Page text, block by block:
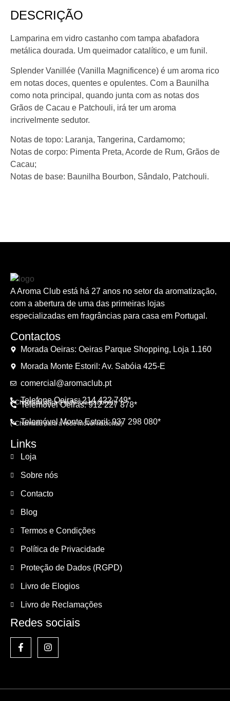
DESCRIÇÃO
Lamparina em vidro castanho com tampa abafadora
metálica dourada. Um queimador catalítico, e um funil.
Splender Vanillée (Vanilla Magnificence) é um aroma rico
em notas doces, quentes e opulentes. Com a Baunilha
como nota principal, quando junta com as notas dos
Grãos de Cacau e Patchouli, irá ter um aroma
incrivelmente sedutor.
Notas de topo: Laranja, Tangerina, Cardamomo;
Notas de corpo: Pimenta Preta, Acorde de Rum, Grãos de
Cacau;
Notas de base: Baunilha Bourbon, Sândalo, Patchouli.
A Aroma Club está há 27 anos no setor da aromatização,
com a abertura de uma das primeiras lojas
especializadas em fragrâncias para casa em Portugal.
Contactos
Morada Oeiras: Oeiras Parque Shopping, Loja 1.160
Morada Monte Estoril: Av. Sabóia 425-E
comercial@aromaclub.pt
Telefone Oeiras: 214 422 749*
(*Chamada para a rede fixa nacional)
Telemóvel Oeiras: 912 227 878*
Telemóvel Monte Estoril: 937 298 080*
(*Chamada para a rede móvel nacional)
Links
Loja
Sobre nós
Contacto
Blog
Termos e Condições
Política de Privacidade
Proteção de Dados (RGPD)
Livro de Elogios
Livro de Reclamações
Redes sociais